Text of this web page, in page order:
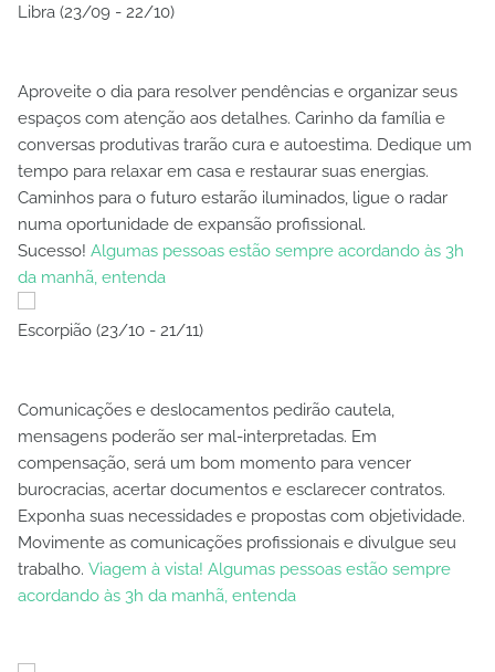
Libra (23/09 - 22/10)
Aproveite o dia para resolver pendências e organizar seus
espaços com atenção aos detalhes. Carinho da família e
conversas produtivas trarão cura e autoestima. Dedique um
tempo para relaxar em casa e restaurar suas energias.
Caminhos para o futuro estarão iluminados, ligue o radar
numa oportunidade de expansão profissional.
Sucesso! Algumas pessoas estão sempre acordando às 3h
da manhã, entenda
Escorpião (23/10 - 21/11)
Comunicações e deslocamentos pedirão cautela,
mensagens poderão ser mal-interpretadas. Em
compensação, será um bom momento para vencer
burocracias, acertar documentos e esclarecer contratos.
Exponha suas necessidades e propostas com objetividade.
Movimente as comunicações profissionais e divulgue seu
trabalho. Viagem à vista! Algumas pessoas estão sempre
acordando às 3h da manhã, entenda